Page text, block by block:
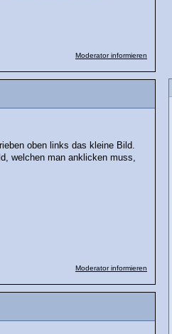
Moderator informieren
oben links das kleine Bild.
welchen man anklicken muss,
Moderator informieren